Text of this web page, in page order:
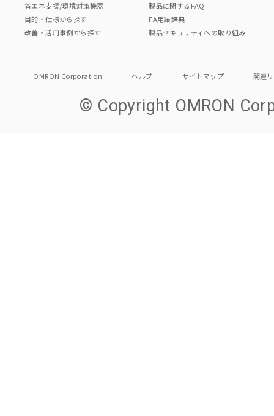
省エネ支援/環境対策機器
目的・仕様から探す
改善・活用事例から探す
製品に関するFAQ
FA用語辞典
製品セキュリティへの取り組み
OMRON Corporation ヘルプ サイトマップ 関連
© Copyright OMRON